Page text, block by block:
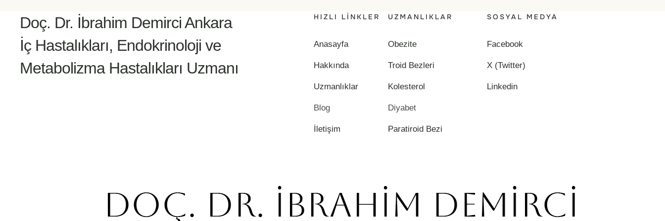
Doç. Dr. İbrahim Demirci Ankara
İç Hastalıkları, Endokrinoloji ve
Metabolizma Hastalıkları Uzmanı
HIZLI LINKLER
Anasayfa
Hakkında
Uzmanlıklar
Blog
İletişim
UZMANLIKLAR
Obezite
Troid Bezleri
Kolesterol
Diyabet
Paratiroid Bezi
SOSYAL MEDYA
Facebook
X (Twitter)
Linkedin